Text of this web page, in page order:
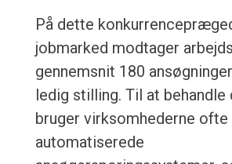
På dette
jobmarked modtager
gennemsnit 180
ledig stilling. Til at behandle
bruger virksomhederne ofte
automatiserede